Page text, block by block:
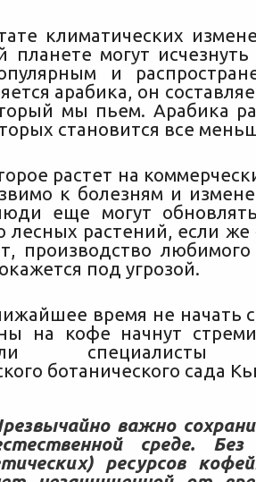
климатических
планете могут исчезнуть
и
арабика, он
мы пьем. Арабика
становится все
растет на
к болезням и
еще могут
растений, если же
производство
под угрозой.
время не начать
на кофе начнут
специалисты
ботанического сада
важно
среде.
ресурсов